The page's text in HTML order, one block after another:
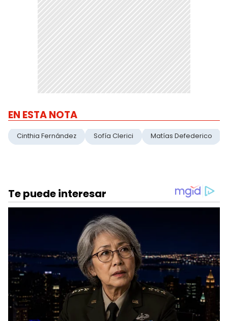
EN ESTA NOTA
Cinthia Fernández Sofía Clerici Matías Defederico